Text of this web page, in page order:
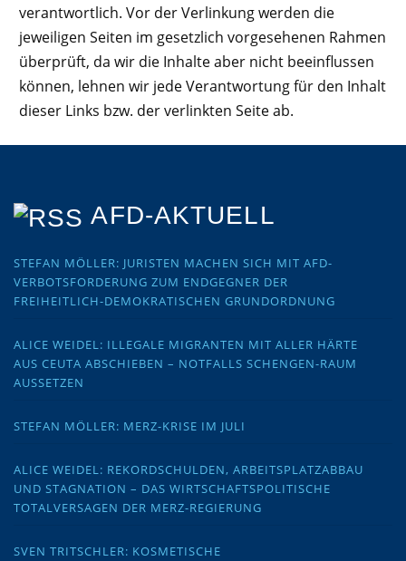
verantwortlich. Vor der Verlinkung werden die
jeweiligen Seiten im gesetzlich vorgesehenen Rahmen
überprüft, da wir die Inhalte aber nicht beeinflussen
können, lehnen wir jede Verantwortung für den Inhalt
dieser Links bzw. der verlinkten Seite ab.
AFD-AKTUELL
STEFAN MÖLLER: JURISTEN MACHEN SICH MIT AFD-
VERBOTSFORDERUNG ZUM ENDGEGNER DER
FREIHEITLICH-DEMOKRATISCHEN GRUNDORDNUNG
ALICE WEIDEL: ILLEGALE MIGRANTEN MIT ALLER HÄRTE
AUS CEUTA ABSCHIEBEN – NOTFALLS SCHENGEN-RAUM
AUSSETZEN
STEFAN MÖLLER: MERZ-KRISE IM JULI
ALICE WEIDEL: REKORDSCHULDEN, ARBEITSPLATZABBAU
UND STAGNATION – DAS WIRTSCHAFTSPOLITISCHE
TOTALVERSAGEN DER MERZ-REGIERUNG
SVEN TRITSCHLER: KOSMETISCHE